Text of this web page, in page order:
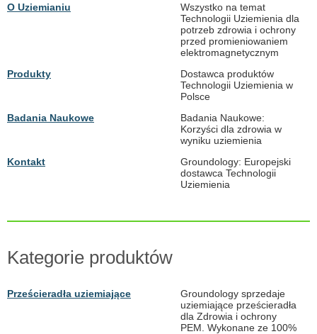
O Uziemianiu
Wszystko na temat
Technologii Uziemienia dla
potrzeb zdrowia i ochrony
przed promieniowaniem
elektromagnetycznym
Produkty
Dostawca produktów
Technologii Uziemienia w
Polsce
Badania Naukowe
Badania Naukowe:
Korzyści dla zdrowia w
wyniku uziemienia
Kontakt
Groundology: Europejski
dostawca Technologii
Uziemienia
Kategorie produktów
Prześcieradła uziemiające
Groundology sprzedaje
uziemiające prześcieradła
dla Zdrowia i ochrony
PEM. Wykonane ze 100%